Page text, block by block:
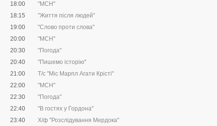
18:00
"МСН"
18:15
"Життя після людей"
19:00
"Слово проти слова"
20:00
"МСН"
20:30
"Погода"
20:40
"Пишемо історію"
21:00
Т/с "Міс Марпл Агати Крісті"
22:00
"МСН"
22:30
"Погода"
22:40
"В гостях у Гордона"
23:40
Х/ф "Розслідування Мердока"